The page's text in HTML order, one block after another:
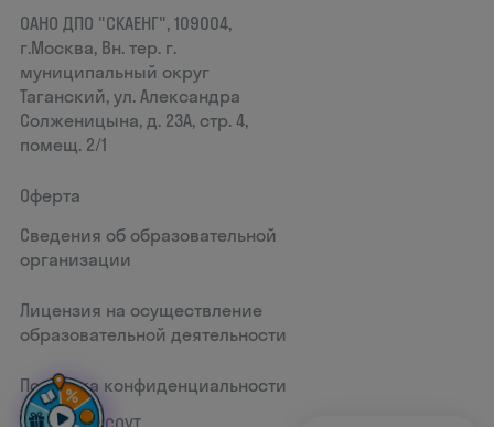
ОАНО ДПО "СКАЕНГ", 109004,
г.Москва, Вн. тер. г.
муниципальный округ
Таганский, ул. Александра
Солженицына, д. 23А, стр. 4,
помещ. 2/1
Оферта
Сведения об образовательной
организации
Лицензия на осуществление
образовательной деятельности
Политика конфиденциальности